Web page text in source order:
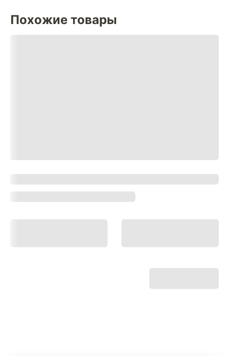
Похожие товары